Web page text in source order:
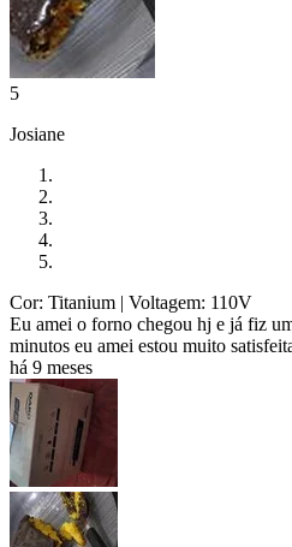
5
Josiane
Cor: Titanium | Voltagem: 110V
Eu amei o forno chegou hj e já fiz
minutos eu amei estou muito
há 9 meses